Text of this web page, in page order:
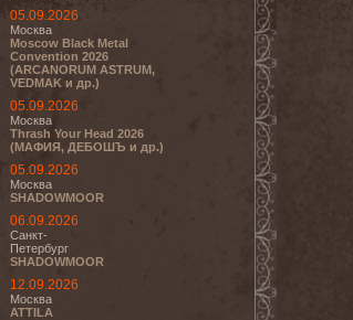
05.09.2026
Москва
Moscow Black Metal
Convention 2026
(ARCANORUM ASTRUM,
VEDMAK и др.)
05.09.2026
Москва
Thrash Your Head 2026
(МАФИЯ, ДЕБОШЪ и др.)
05.09.2026
Москва
SHADOWMOOR
06.09.2026
Санкт-
Петербург
SHADOWMOOR
12.09.2026
Москва
ATTILA